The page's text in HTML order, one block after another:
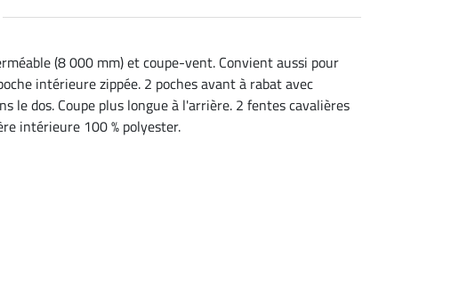
(8 000 mm) et coupe-vent. Convient aussi pour
intérieure zippée. 2 poches avant à rabat avec
le dos. Coupe plus longue à l'arrière. 2 fentes cavalières
intérieure 100 % polyester.